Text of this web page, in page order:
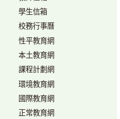
學生信箱
校務行事曆
性平教育網
本土教育網
課程計劃網
環境教育網
國際教育網
正常教育網